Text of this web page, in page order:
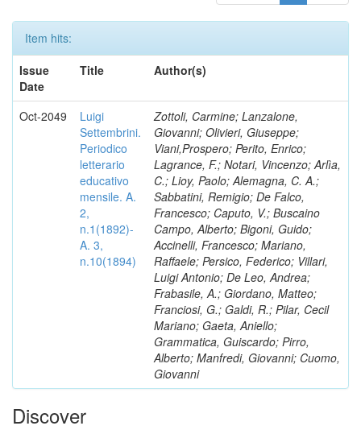
Item hits:
Issue
Date
Title Author(s)
Oct-2049
Luigi
Settembrini.
Periodico
letterario
educativo
mensile. A.
2,
n.1(1892)-
A. 3,
n.10(1894)
Zottoli, Carmine; Lanzalone,
Giovanni; Olivieri, Giuseppe;
Viani,Prospero; Perito, Enrico;
Lagrance, F.; Notari, Vincenzo; Arlìa,
C.; Lioy, Paolo; Alemagna, C. A.;
Sabbatini, Remigio; De Falco,
Francesco; Caputo, V.; Buscaino
Campo, Alberto; Bigoni, Guido;
Accinelli, Francesco; Mariano,
Raffaele; Persico, Federico; Villari,
Luigi Antonio; De Leo, Andrea;
Frabasile, A.; Giordano, Matteo;
Franciosi, G.; Galdi, R.; Pilar, Cecil
Mariano; Gaeta, Aniello;
Grammatica, Guiscardo; Pirro,
Alberto; Manfredi, Giovanni; Cuomo,
Giovanni
Discover